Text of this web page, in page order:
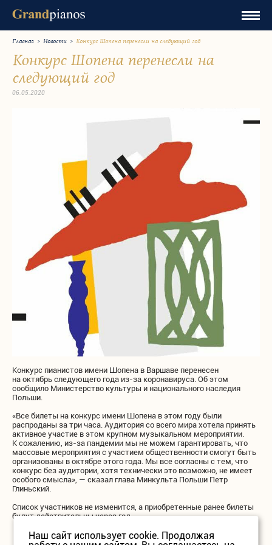
Главная > Новости > Конкурс Шопена перенесли на следующий год
Конкурс Шопена перенесли на
следующий год
06.05.2020
Конкурс пианистов имени Шопена в Варшаве перенесен
на октябрь следующего года из-за коронавируса. Об этом
сообщило Министерство культуры и национального наследия
Польши.
«Все билеты на конкурс имени Шопена в этом году были
распроданы за три часа. Аудитория со всего мира хотела принять
активное участие в этом крупном музыкальном мероприятии.
К сожалению, из-за пандемии мы не можем гарантировать, что
массовые мероприятия с участием общественности смогут быть
организованы в октябре этого года. Мы все согласны с тем, что
конкурс без аудитории, хотя технически это возможно, не имеет
особого смысла», — сказал глава Минкульта Польши Петр
Глиньский.
Список участников не изменится, а приобретенные ранее билеты
будут действительны через год.
Наш сайт использует cookie. Продолжая